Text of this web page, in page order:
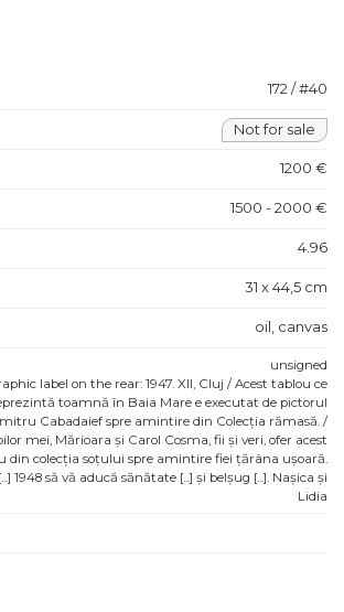
172 / #40
Not for sale
1200 €
1500 - 2000 €
4.96
31 x 44,5 cm
oil, canvas
unsigned
label on the rear: 1947. XII, Cluj / Acest tablou ce
toamnă în Baia Mare e executat de pictorul
Cabadaief spre amintire din Colecția rămasă. /
mei, Mărioara și Carol Cosma, fii și veri, ofer acest
din colecția soțului spre amintire fiei țărâna ușoară.
1948 să vă aducă sănătate [...] și belșug [...]. Nașica și
Lidia